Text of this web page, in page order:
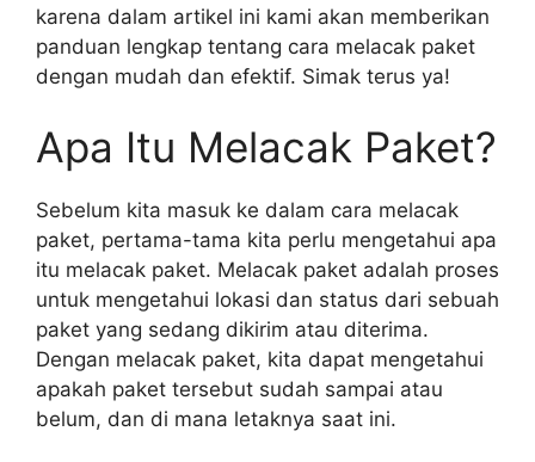
karena dalam artikel ini kami akan memberikan
panduan lengkap tentang cara melacak paket
dengan mudah dan efektif. Simak terus ya!
Apa Itu Melacak Paket?
Sebelum kita masuk ke dalam cara melacak
paket, pertama-tama kita perlu mengetahui apa
itu melacak paket. Melacak paket adalah proses
untuk mengetahui lokasi dan status dari sebuah
paket yang sedang dikirim atau diterima.
Dengan melacak paket, kita dapat mengetahui
apakah paket tersebut sudah sampai atau
belum, dan di mana letaknya saat ini.